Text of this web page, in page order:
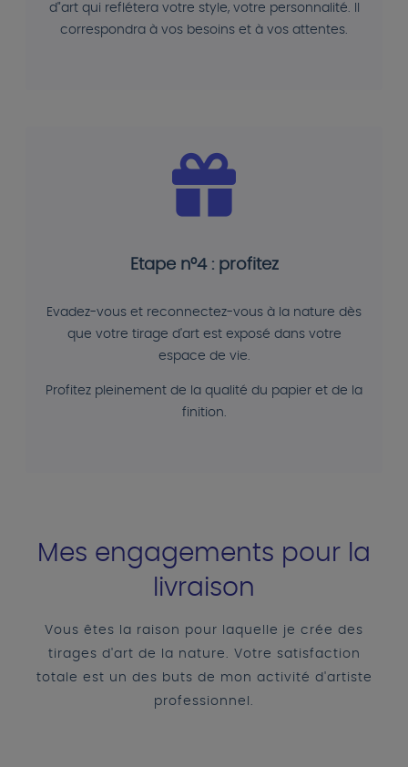
d"art qui reflétera votre style, votre personnalité. Il
correspondra à vos besoins et à vos attentes.
Etape n°4 : profitez
Evadez-vous et reconnectez-vous à la nature dès
que votre tirage d'art est exposé dans votre
espace de vie.
Profitez pleinement de la qualité du papier et de la
finition.
Mes engagements pour la
livraison
Vous êtes la raison pour laquelle je crée des
tirages d'art de la nature. Votre satisfaction
totale est un des buts de mon activité d'artiste
professionnel.